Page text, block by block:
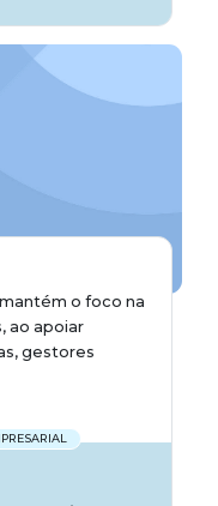
o foco na
ao apoiar
gestores